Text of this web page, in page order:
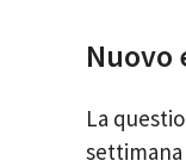
Nuovo
La